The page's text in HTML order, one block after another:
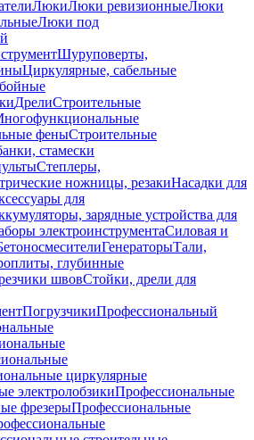
ЛюкиЛюки ревизионныеЛюки
Люки под
Шуруповерты,
Циркулярные, сабельные
ДрелиСтроительные
феныСтроительные
стамески
Степлеры,
ножницы, резакиНасадки для
для
зарядные устройства для
электроинструментаСиловая и
ГенераторыТали,
глубинные
швовСтойки, дрели для
ПогрузчикиПрофессиональный
циркулярные
электролобзикиПрофессиональные
фрезерыПрофессиональные